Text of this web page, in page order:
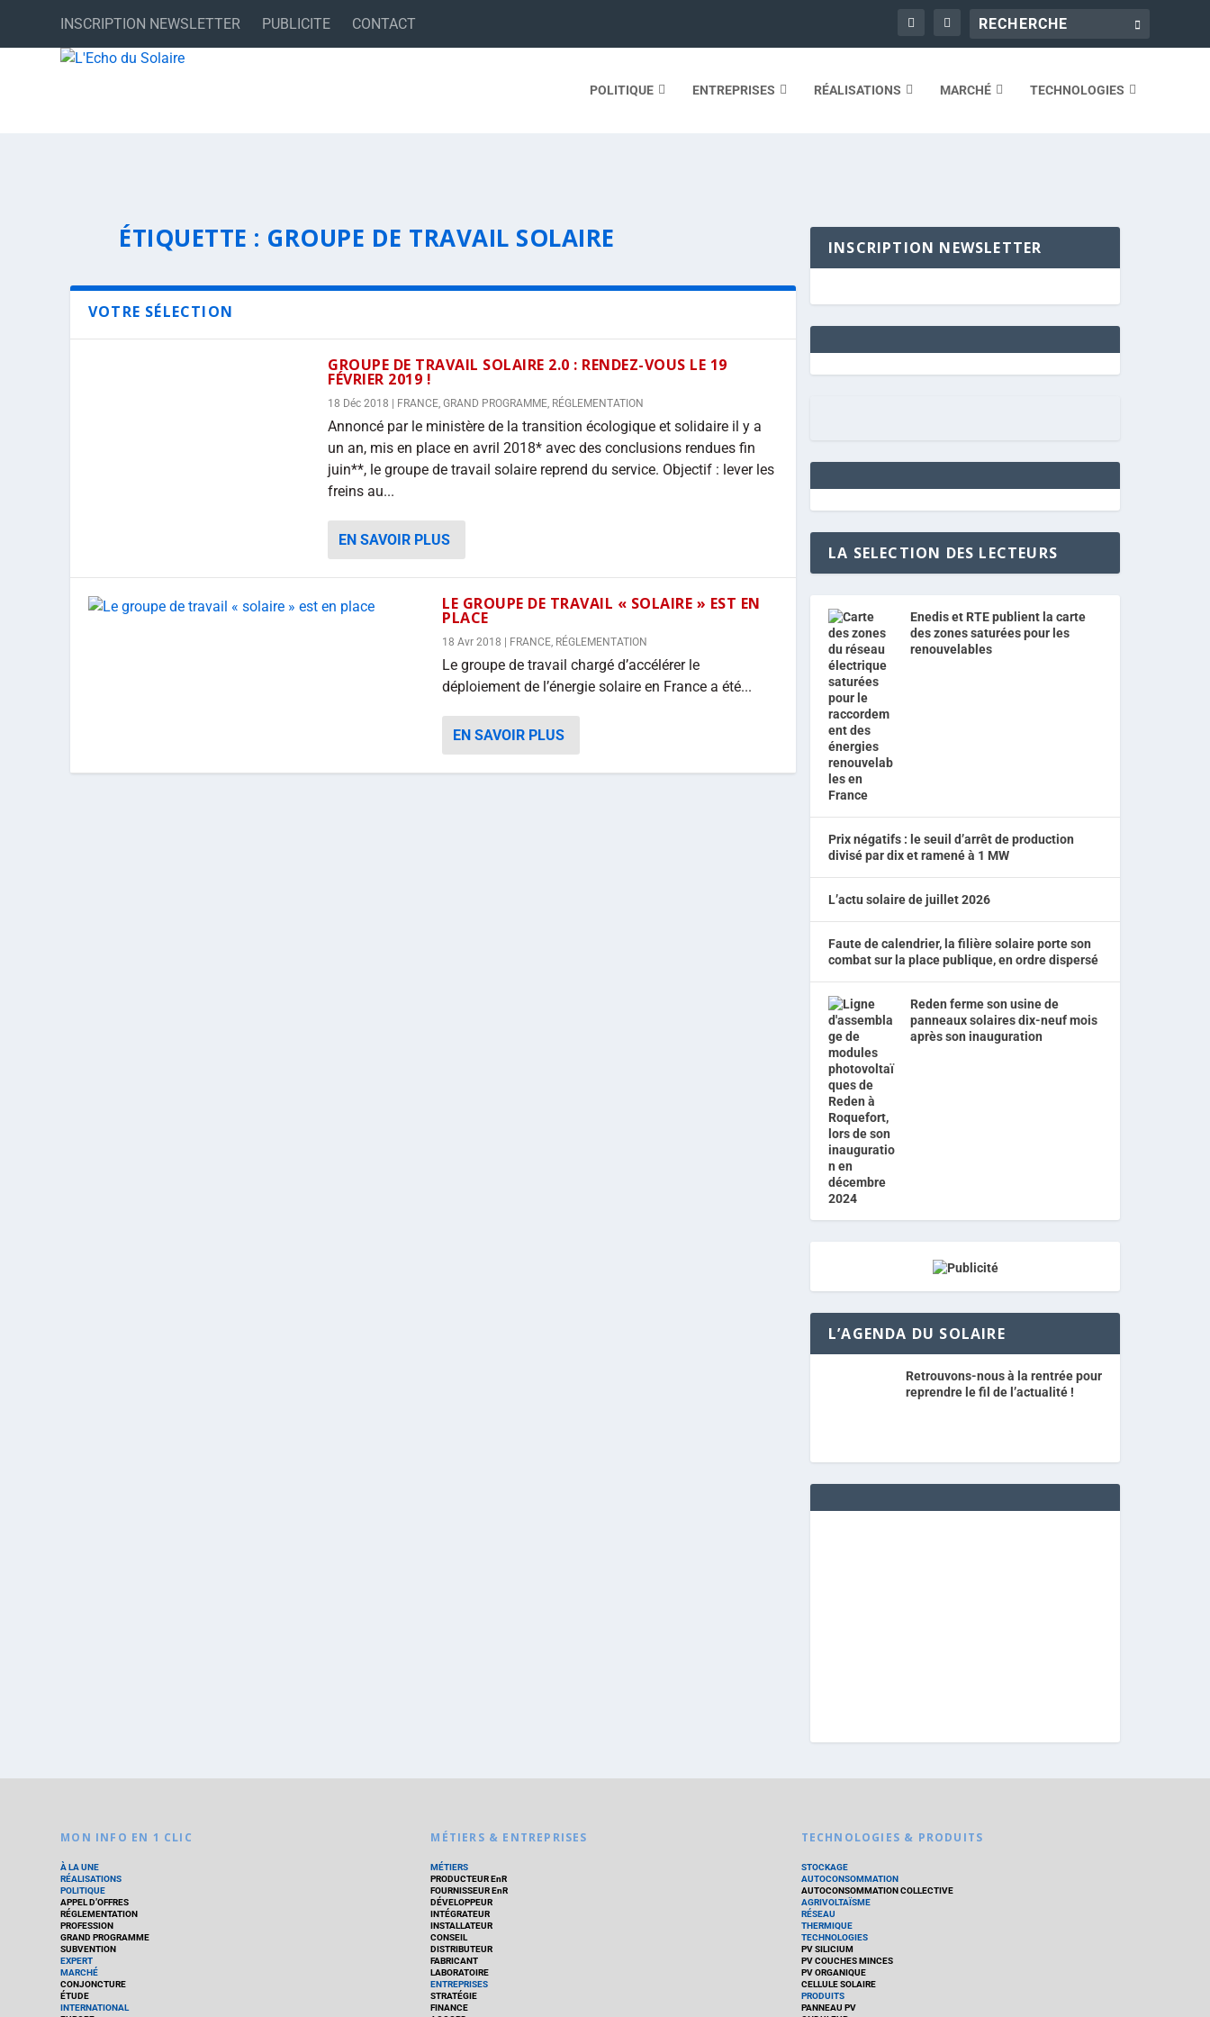
INSCRIPTION NEWSLETTER PUBLICITE CONTACT
POLITIQUE ENTREPRISES RÉALISATIONS MARCHÉ TECHNOLOGIES
ÉTIQUETTE : GROUPE DE TRAVAIL SOLAIRE
VOTRE SÉLECTION
GROUPE DE TRAVAIL SOLAIRE 2.0 : RENDEZ-VOUS LE 19
FÉVRIER 2019 !
18 Déc 2018 FRANCE,GRAND PROGRAMME, RÉGLEMENTATION
Annoncé par le ministère de la transition écologique et solidaire il y a
un an, mis en place en avril 2018* avec des conclusions rendues fin
juin**, le groupe de travail solaire reprend du service. Objectif : lever les
freins au...
EN SAVOIR PLUS
LE GROUPE DE TRAVAIL « SOLAIRE » EST EN
PLACE
18 Avr 2018 FRANCE, RÉGLEMENTATION
Le groupe de travail chargé d’accélérer le
déploiement de l’énergie solaire en France a été...
EN SAVOIR PLUS
INSCRIPTION NEWSLETTER
LA SELECTION DES LECTEURS
Enedis et RTE publient la carte
des zones saturées pour les
renouvelables
Prix négatifs : le seuil d’arrêt de production
divisé par dix et ramené à 1 MW
L’actu solaire de juillet 2026
Faute de calendrier, la filière solaire porte son
combat sur la place publique, en ordre dispersé
Reden ferme son usine de
panneaux solaires dix-neuf mois
après son inauguration
L’AGENDA DU SOLAIRE
Retrouvons-nous à la rentrée pour
reprendre le fil de l’actualité !
MON INFO EN 1 CLIC
À LA UNE
RÉALISATIONS
POLITIQUE
APPEL D’OFFRES
RÉGLEMENTATION
PROFESSION
GRAND PROGRAMME
SUBVENTION
EXPERT
MARCHÉ
CONJONCTURE
ÉTUDE
INTERNATIONAL
MÉTIERS & ENTREPRISES
MÉTIERS
PRODUCTEUR EnR
FOURNISSEUR EnR
DÉVELOPPEUR
INTÉGRATEUR
INSTALLATEUR
CONSEIL
DISTRIBUTEUR
FABRICANT
LABORATOIRE
ENTREPRISES
STRATÉGIE
FINANCE
TECHNOLOGIES & PRODUITS
STOCKAGE
AUTOCONSOMMATION
AUTOCONSOMMATION COLLECTIVE
AGRIVOLTAÏSME
RÉSEAU
THERMIQUE
TECHNOLOGIES
PV SILICIUM
PV COUCHES MINCES
PV ORGANIQUE
CELLULE SOLAIRE
PRODUITS
PANNEAU PV